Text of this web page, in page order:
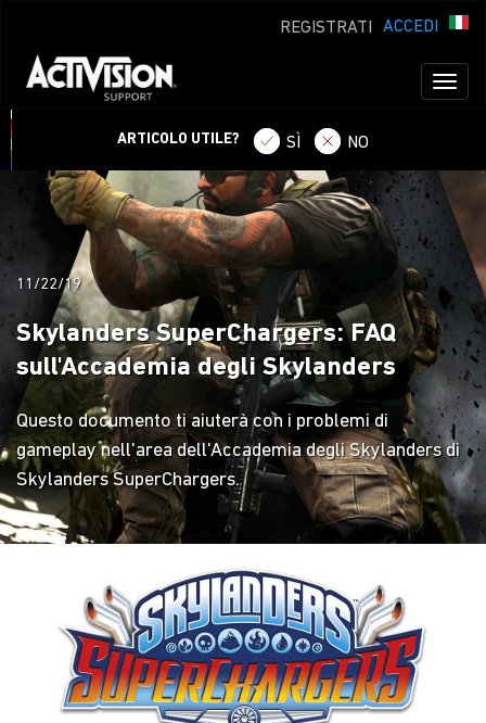
ACCEDI
REGISTRATI
ARTICOLO UTILE? SÌ NO
11/22/19
Skylanders SuperChargers: FAQ
sull'Accademia degli Skylanders
Questo documento ti aiuterà con i problemi di
gameplay nell'area dell'Accademia degli Skylanders di
Skylanders SuperChargers.